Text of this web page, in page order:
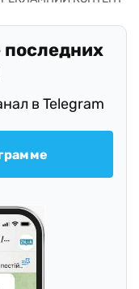
последних
в Telegram